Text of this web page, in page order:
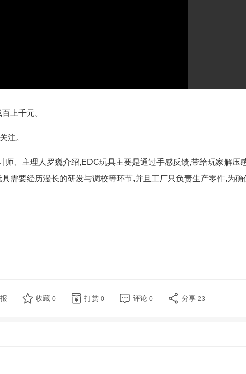
上千元。
注。
师、主理人罗巍介绍,EDC玩具主要是通过手感反馈,带给玩家解压
需要经历漫长的研发与调校等环节,并且工厂只负责生产零件,为
收藏 0 打赏 0 评论 0 分享 23